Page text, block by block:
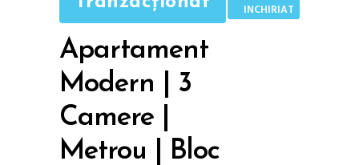
Apartament
Modern | 3
Camere |
Metrou | Bloc
INCHIRIAT